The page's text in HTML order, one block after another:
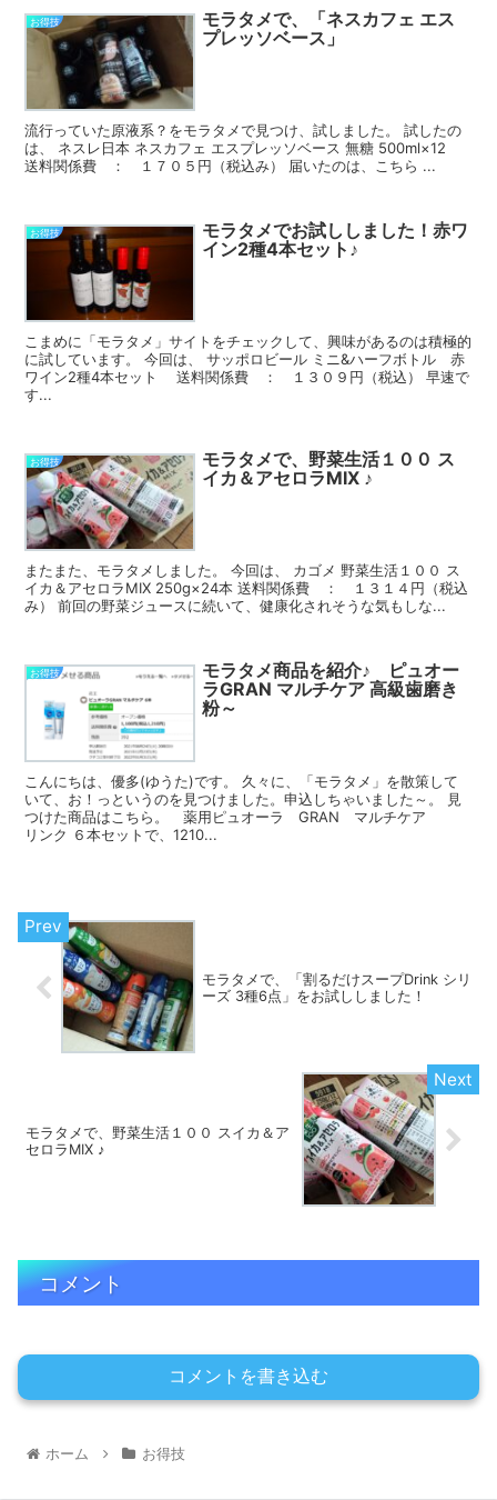
お得技
モラタメで、「ネスカフェ エス
プレッソベース」
流行っていた原液系？をモラタメで見つけ、試しました。 試したの
は、 ネスレ日本 ネスカフェ エスプレッソベース 無糖 500ml×12
送料関係費 ： １７０５円（税込み） 届いたのは、こちら ...
お得技
モラタメでお試ししました！赤ワ
イン2種4本セット♪
こまめに「モラタメ」サイトをチェックして、興味があるのは積極的
に試しています。 今回は、 サッポロビール ミニ&ハーフボトル 赤
ワイン2種4本セット 送料関係費 ： １３０９円（税込） 早速で
す...
お得技
モラタメで、野菜生活１００ ス
イカ＆アセロラMIX ♪
またまた、モラタメしました。 今回は、 カゴメ 野菜生活１００ ス
イカ＆アセロラMIX 250g×24本 送料関係費 ： １３１４円（税込
み） 前回の野菜ジュースに続いて、健康化されそうな気もしな...
お得技
モラタメ商品を紹介♪ ピュオー
ラGRAN マルチケア 高級歯磨き
粉～
こんにちは、優多(ゆうた)です。 久々に、「モラタメ」を散策して
いて、お！っというのを見つけました。申込しちゃいました～。 見
つけた商品はこちら。 薬用ピュオーラ GRAN マルチケア
リンク ６本セットで、1210...
モラタメで、「割るだけスープDrink シリ
ーズ 3種6点」をお試ししました！
モラタメで、野菜生活１００ スイカ＆ア
セロラMIX ♪
コメント
コメントを書き込む
ホーム お得技